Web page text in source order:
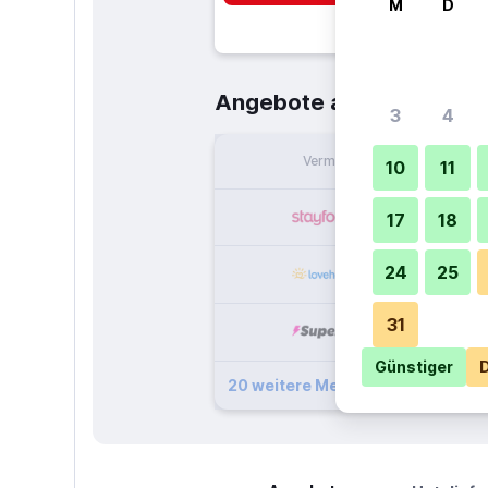
Angebote ab
Vermieter
20 weitere Mercure Hotel
M D
3 4
10 11
17 18
24 25
31
Günstiger